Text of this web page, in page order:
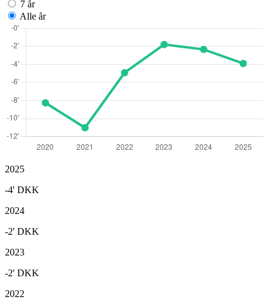
7 år
Alle år
2025
-4' DKK
2024
-2' DKK
2023
-2' DKK
2022